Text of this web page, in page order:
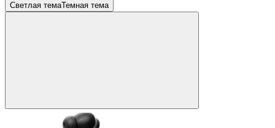
Светлая темаТемная тема